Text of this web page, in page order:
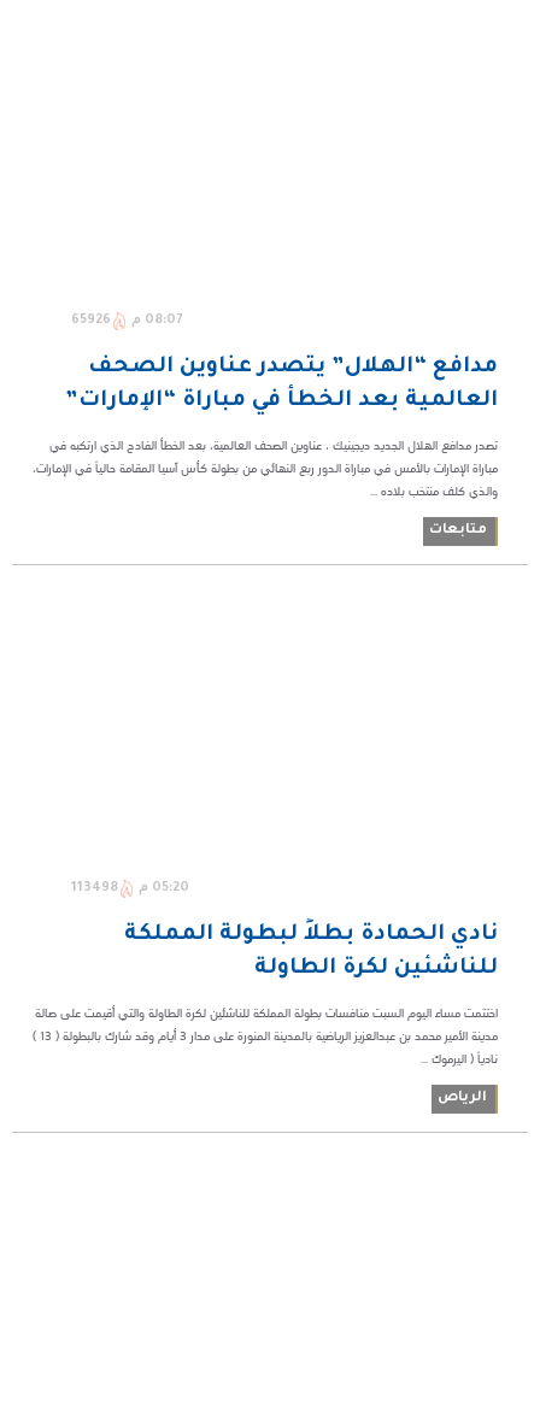
08:07 م 65926
مدافع “الهلال” يتصدر عناوين الصحف
العالمية بعد الخطأ في مباراة “الإمارات”
تصدر مدافع الهلال الجديد ديجينيك ، عناوين الصحف العالمية، بعد الخطأ الفادح الذي ارتكبه في
مباراة الإمارات بالأمس في مباراة الدور ربع النهائي من بطولة كأس آسيا المقامة حالياً في الإمارات،
والذي كلف منتخب بلاده ...
متابعات
05:20 م 113498
نادي الحمادة بطلاً لبطولة المملكة
للناشئين لكرة الطاولة
اختتمت مساء اليوم السبت منافسات بطولة المملكة للناشئين لكرة الطاولة والتي أقيمت على صالة
مدينة الأمير محمد بن عبدالعزيز الرياضية بالمدينة المنورة على مدار 3 أيام وقد شارك بالبطولة ( 13 )
نادياً ( اليرموك ...
الرياص